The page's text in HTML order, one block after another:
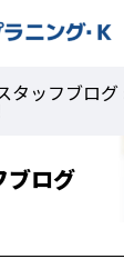
タッフブログ
ブログ